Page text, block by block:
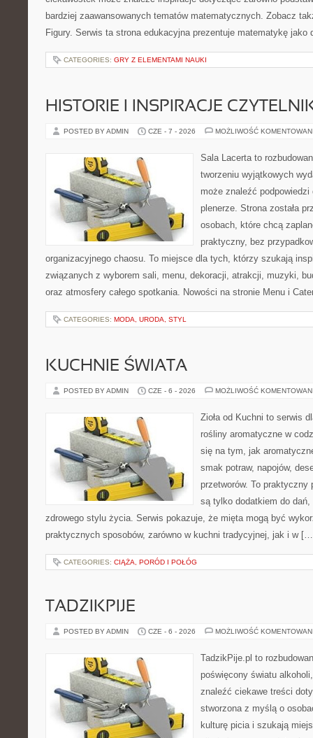
bardziej zaawansowanych tematów matematycznych. Zobacz
Figury. Serwis ta strona edukacyjna prezentuje matematykę
CATEGORIES: GRY Z ELEMENTAMI NAUKI
HISTORIE I INSPIRACJE
POSTED BY ADMIN CZE - 7 - 2026 MOŻLIWOŚĆ
Sala Lacerta to
tworzeniu wyjątkowych
może znaleźć
plenerze. Strona została
osobach, które chcą
praktyczny, bez
organizacyjnego chaosu. To miejsce dla tych, którzy szukają
związanych z wyborem sali, menu, dekoracji, atrakcji, muzyki,
oraz atmosfery całego spotkania. Nowości na stronie Menu i
CATEGORIES: MODA, URODA, STYL
KUCHNIE ŚWIATA
POSTED BY ADMIN CZE - 6 - 2026 MOŻLIWOŚĆ
Zioła od Kuchni to serwis
rośliny aromatyczne w
się na tym, jak
smak potraw, napojów,
przetworów. To praktyczny
są tylko dodatkiem do
zdrowego stylu życia. Serwis pokazuje, że mięta mogą być
praktycznych sposobów, zarówno w kuchni tradycyjnej, jak i w
CATEGORIES: CIĄŻA, PORÓD I POŁÓG
TADZIKPIJE
POSTED BY ADMIN CZE - 6 - 2026 MOŻLIWOŚĆ
TadzikPije.pl to
poświęcony światu
znaleźć ciekawe treści
stworzona z myślą o
kulturę picia i szukają